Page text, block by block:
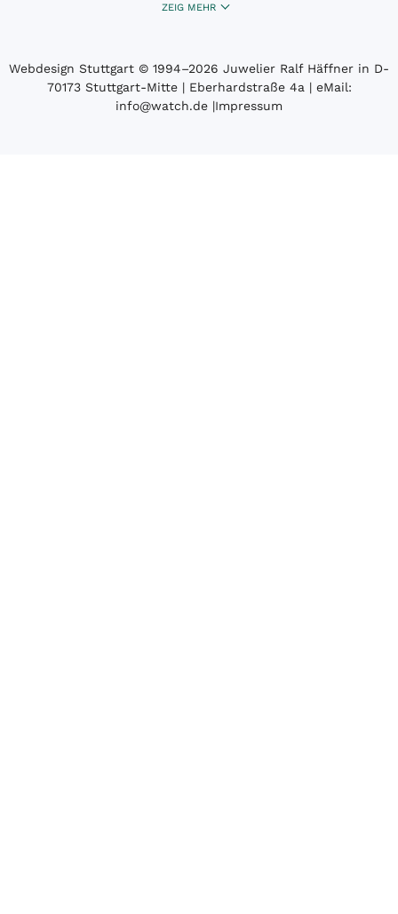
ZEIG MEHR
Webdesign Stuttgart © 1994­–2026 Juwelier Ralf Häffner in D-
70173 Stuttgart-Mitte | Eberhardstraße 4a | eMail:
info@watch.de |Impressum